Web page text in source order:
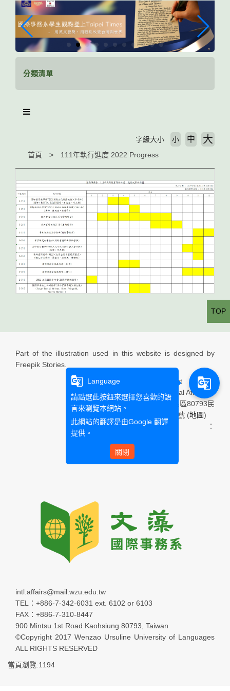
分類清單
首頁 111年執行進度 2022 Progress
字級大小 小 中 大
Part of the illustration used in this website is designed by
Freepik Stories.
Department of
International Affairs
高雄市三民區80793民
族一路900號 (地圖)
Email：
intl.affairs@mail.wzu.edu.tw
TEL：+886-7-342-6031 ext. 6102 or 6103
FAX：+886-7-310-8447
900 Mintsu 1st Road Kaohsiung 80793, Taiwan
©Copyright 2017 Wenzao Ursuline University of Languages
ALL RIGHTS RESERVED
當頁瀏覽:1194
TOP
g_translate
Language
請點選此按鈕來選擇您喜歡的語
言來瀏覽本網站。
此網站的翻譯是由Google 翻譯
提供。
關閉
g_translate